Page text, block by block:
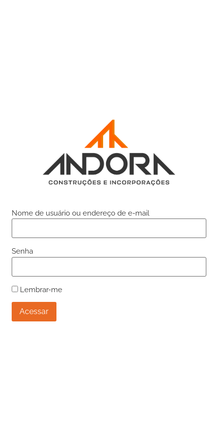
Nome de usuário ou endereço de e-mail
Senha
Lembrar-me